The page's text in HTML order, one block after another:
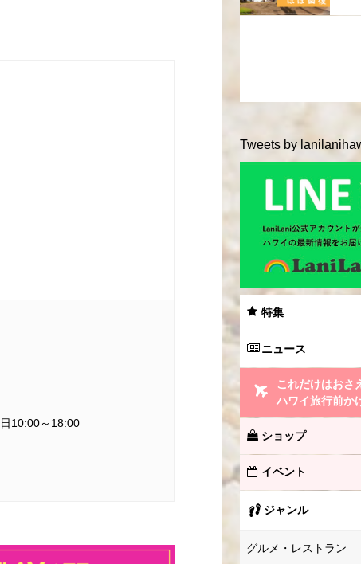
日10:00～ 18:00
Tweets by
特集
ニュース
これだけはおさ
ハワイ旅行前か
ショップ
イベント
ジャンル
グルメ・レストラン